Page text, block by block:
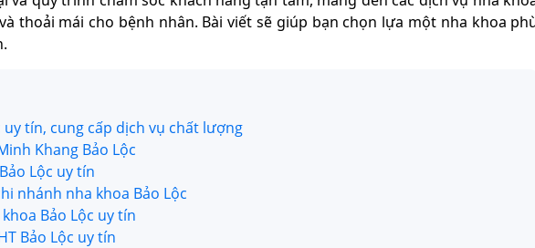
thoải mái cho bệnh nhân. Bài viết sẽ giúp bạn chọn lựa một nha khoa
uy tín, cung cấp dịch vụ chất lượng
Khang Bảo Lộc
Lộc uy tín
nhánh nha khoa Bảo Lộc
Bảo Lộc uy tín
Bảo Lộc uy tín